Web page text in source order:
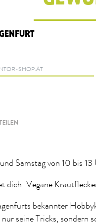
SHOP.AT
Samstag von 10 bis
dich: Vegane
bekannter
seine Tricks, sondern